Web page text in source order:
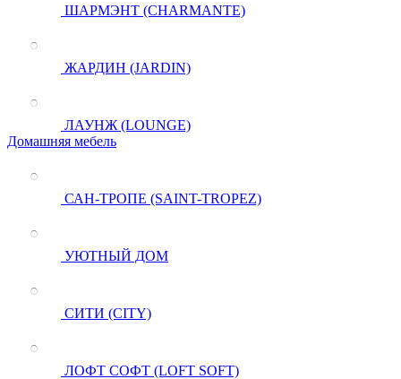
ШАРМЭНТ (CHARMANTE)
ЖАРДИН (JARDIN)
ЛАУНЖ (LOUNGE)
Домашняя мебель
САН-ТРОПЕ (SAINT-TROPEZ)
УЮТНЫЙ ДОМ
СИТИ (CITY)
ЛОФТ СОФТ (LOFT SOFT)